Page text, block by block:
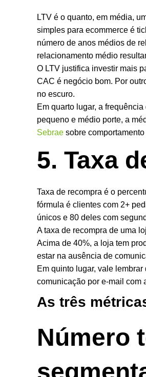
LTV é o quanto, em média,
simples para ecommerce é
número de anos médios de
relacionamento médio
O LTV justifica investir mais
CAC é negócio bom. Por
no escuro.
Em quarto lugar, a
pequeno e médio porte, a
Sebrae sobre
5. Taxa
Taxa de recompra é o
fórmula é clientes com 2+
únicos e 80 deles com
A taxa de recompra de uma
Acima de 40%, a loja tem
estar na ausência de
Em quinto lugar, vale
comunicação por e-mail com
As três
Número